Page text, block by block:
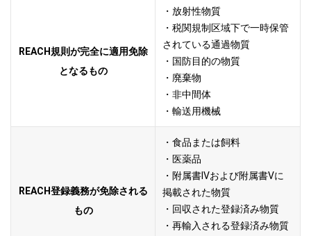
REACH規則が完全に適用免除
となるもの
・放射性物質
・税関規制区域下で一時保管
されている通過物質
・国防目的の物質
・廃棄物
・非中間体
・輸送用機械
REACH登録義務が免除される
もの
・食品または飼料
・医薬品
・附属書IVおよび附属書Vに
掲載された物質
・回収された登録済み物質
・再輸入される登録済み物質